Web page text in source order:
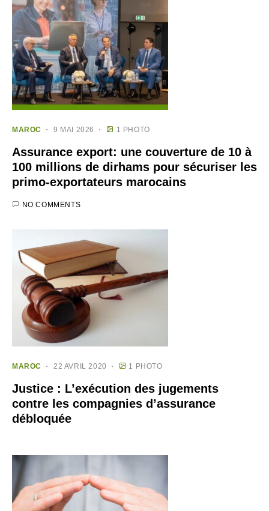
MAROC 9 MAI 2026 1 PHOTO
Assurance export: une couverture de 10 à
100 millions de dirhams pour sécuriser les
primo-exportateurs marocains
NO COMMENTS
MAROC 22 AVRIL 2020 1 PHOTO
Justice : L’exécution des jugements
contre les compagnies d’assurance
débloquée